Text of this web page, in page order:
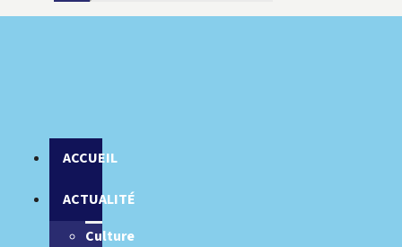
ACCUEIL
ACTUALITÉ
Culture